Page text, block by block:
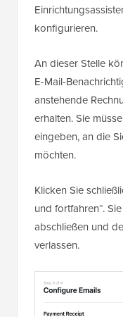
konfigurieren.
An dieser Stelle
E-Mail-
anstehende
erhalten. Sie
eingeben, an die
möchten.
Klicken Sie
und fortfahren“.
abschließen und
verlassen.